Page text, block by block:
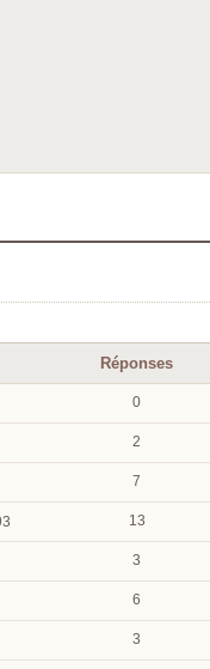
Réponses
0
2
7
13
3
6
3